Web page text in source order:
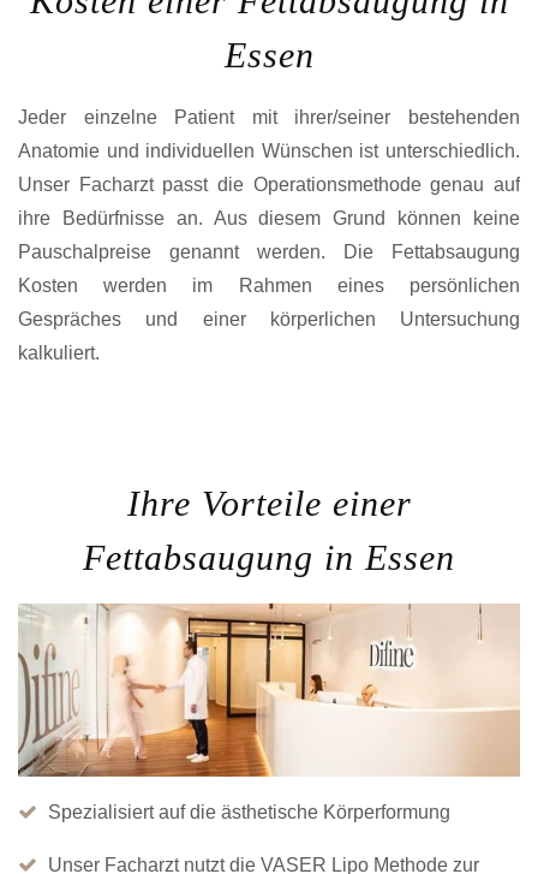
Essen
Jeder einzelne Patient mit ihrer/seiner bestehenden
Anatomie und individuellen Wünschen ist unterschiedlich.
Unser Facharzt passt die Operationsmethode genau auf
ihre Bedürfnisse an. Aus diesem Grund können keine
Pauschalpreise genannt werden. Die Fettabsaugung
Kosten werden im Rahmen eines persönlichen
Gespräches und einer körperlichen Untersuchung
kalkuliert.
Ihre Vorteile einer
Fettabsaugung in Essen
Spezialisiert auf die ästhetische Körperformung
Unser Facharzt nutzt die VASER Lipo Methode zur